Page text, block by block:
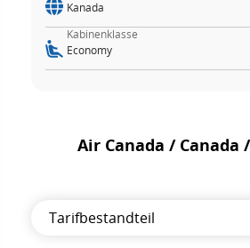
Kabinenklasse
Air Canada / Canada